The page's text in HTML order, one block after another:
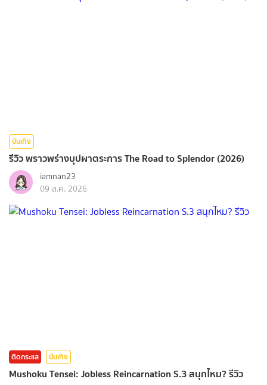
บันเทิง
รีวิว พราวพร่างบุปผาตระการ The Road to Splendor (2026)
iamnan23
09 ส.ค. 2026
ติดกระแส บันเทิง
Mushoku Tensei: Jobless Reincarnation S.3 สนุกไหม? รีวิว